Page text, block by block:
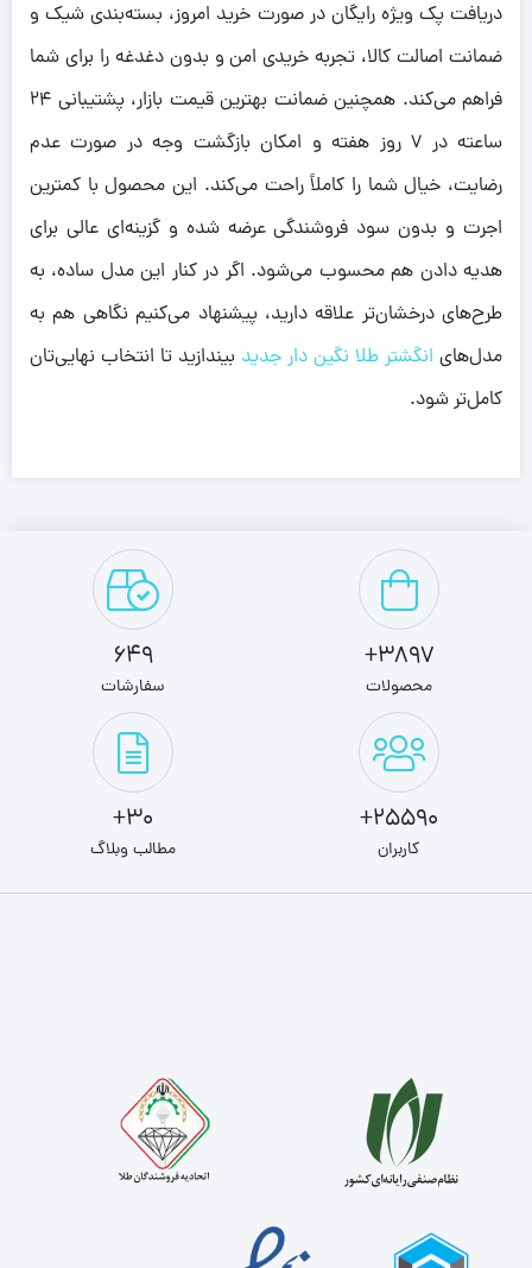
دریافت پک ویژه رایگان در صورت خرید امروز، بسته‌بندی شیک و
ضمانت اصالت کالا، تجربه خریدی امن و بدون دغدغه را برای شما
فراهم می‌کند. همچنین ضمانت بهترین قیمت بازار، پشتیبانی ۲۴
ساعته در ۷ روز هفته و امکان بازگشت وجه در صورت عدم
رضایت، خیال شما را کاملاً راحت می‌کند. این محصول با کمترین
اجرت و بدون سود فروشندگی عرضه شده و گزینه‌ای عالی برای
هدیه دادن هم محسوب می‌شود. اگر در کنار این مدل ساده، به
طرح‌های درخشان‌تر علاقه دارید، پیشنهاد می‌کنیم نگاهی هم به
مدل‌های انگشتر طلا نگین دار جدید بیندازید تا انتخاب نهایی‌تان
کامل‌تر شود.
3897+
محصولات
649
سفارشات
25590+
کاربران
30+
مطالب وبلاگ